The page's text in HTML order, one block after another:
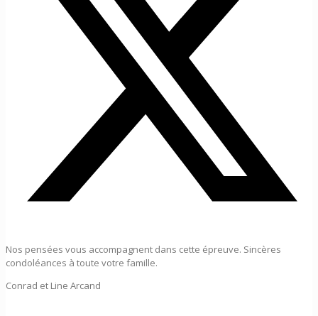
Nos pensées vous accompagnent dans cette épreuve. Sincères
condoléances à toute votre famille.
Conrad et Line Arcand